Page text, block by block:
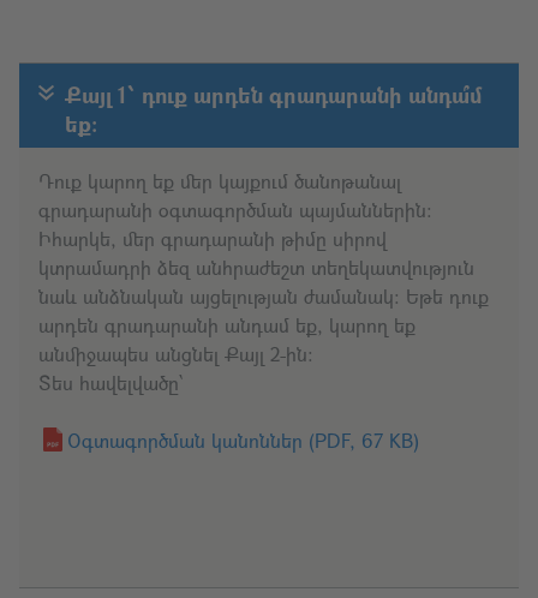
Քայլ 1՝ դուք արդեն գրադարանի անդա՞մ
եք։
Դուք կարող եք մեր կայքում ծանոթանալ
գրադարանի օգտագործման պայմաններին։
Իհարկե, մեր գրադարանի թիմը սիրով
կտրամադրի ձեզ անհրաժեշտ տեղեկատվություն
նաև անձնական այցելության ժամանակ։ Եթե դուք
արդեն գրադարանի անդամ եք, կարող եք
անմիջապես անցնել Քայլ 2-ին։
Տես հավելվածը՝
Օգտագործման կանոններ (PDF, 67 KB)